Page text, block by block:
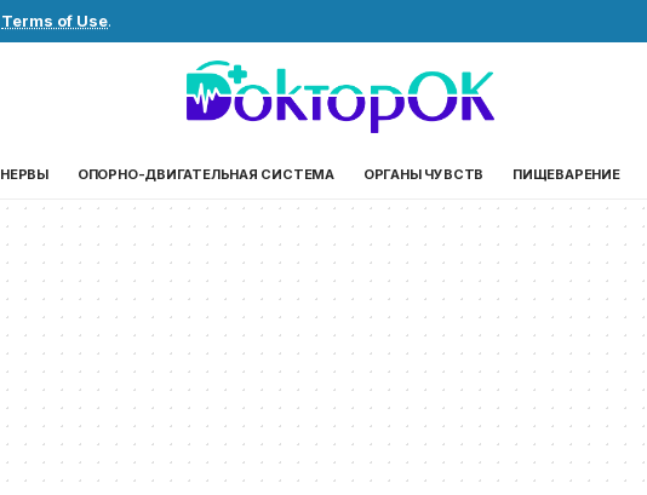
Terms of Use.
НЕРВЫ ОПОРНО-ДВИГАТЕЛЬНАЯ СИСТЕМА ОРГАНЫ ЧУВСТВ ПИЩЕВАРЕНИЕ